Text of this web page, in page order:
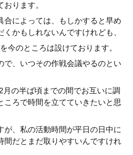
ります。
合によっては、もしかすると早め
かもしれないんですけれども、
今のところは設けております。
で、いつその作戦会議やるのとい
月の半ば頃までの間でお互いに調
ころで時間を立てていきたいと思
が、私の活動時間が平日の日中に
間だとまだ取りやすいんですけれ